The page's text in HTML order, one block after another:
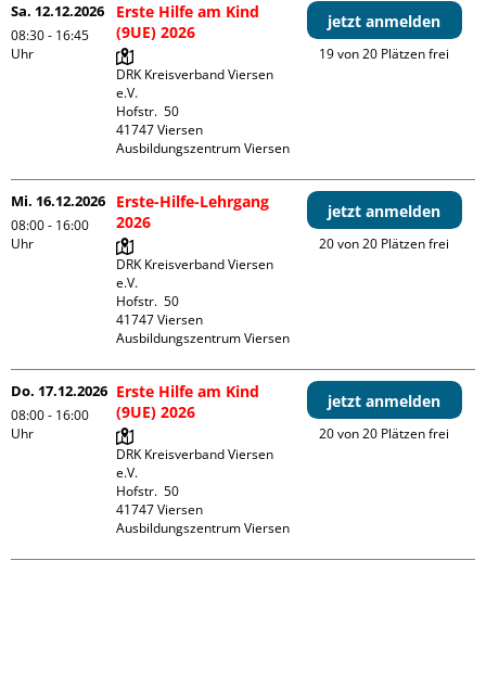
Sa. 12.12.2026
08:30 - 16:45
Uhr
Erste Hilfe am Kind
(9UE) 2026
DRK Kreisverband Viersen
e.V.
Hofstr.  50
41747 Viersen
Ausbildungszentrum Viersen
jetzt anmelden
19 von 20 Plätzen frei
Mi. 16.12.2026
08:00 - 16:00
Uhr
Erste-Hilfe-Lehrgang
2026
DRK Kreisverband Viersen
e.V.
Hofstr.  50
41747 Viersen
Ausbildungszentrum Viersen
jetzt anmelden
20 von 20 Plätzen frei
Do. 17.12.2026
08:00 - 16:00
Uhr
Erste Hilfe am Kind
(9UE) 2026
DRK Kreisverband Viersen
e.V.
Hofstr.  50
41747 Viersen
Ausbildungszentrum Viersen
jetzt anmelden
20 von 20 Plätzen frei